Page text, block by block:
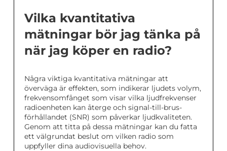
Vilka kvantitativa
mätningar bör jag tänka på
när jag köper en radio?
Några viktiga kvantitativa mätningar att
överväga är effekten, som indikerar ljudets volym,
frekvensomfånget som visar vilka ljudfrekvenser
radioenheten kan återge och signal-till-brus-
förhållandet (SNR) som påverkar ljudkvaliteten.
Genom att titta på dessa mätningar kan du fatta
ett välgrundat beslut om vilken radio som
uppfyller dina audiovisuella behov.